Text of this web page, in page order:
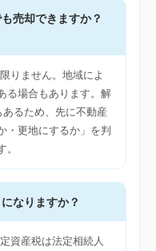
売却できますか？
りません。地域によ
る場合もあります。解
るため、先に不動産
・更地にするか」を判
なりますか？
資産税は法定相続人